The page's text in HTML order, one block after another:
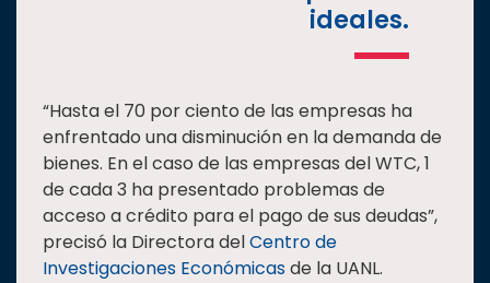
ideales.
“Hasta el 70 por ciento de las empresas ha
enfrentado una disminución en la demanda de
bienes. En el caso de las empresas del WTC, 1
de cada 3 ha presentado problemas de
acceso a crédito para el pago de sus deudas”,
precisó la Directora delCentro de
Investigaciones Económicasde la UANL.